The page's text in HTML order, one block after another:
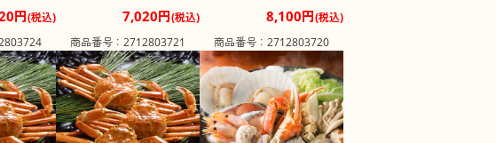
円(税込) かに【送料込み】
7,020円(税込)
商品番号：2712803721
かに【送料込み】
8,100円(税込)
商品番号：2712803720